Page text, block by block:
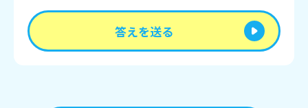
答えを送る